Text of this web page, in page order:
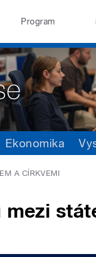
Program
Ekonomika
A CÍRKVEMI